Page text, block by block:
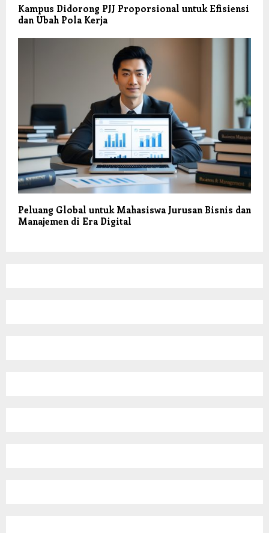
Kampus Didorong PJJ Proporsional untuk Efisiensi
dan Ubah Pola Kerja
Peluang Global untuk Mahasiswa Jurusan Bisnis dan
Manajemen di Era Digital